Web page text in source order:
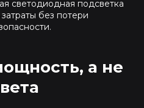
светодиодная подсветка
без потери
а не